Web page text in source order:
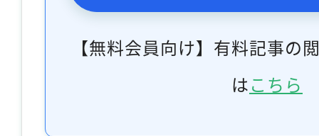
【無料会員向け】有料記事の
はこちら